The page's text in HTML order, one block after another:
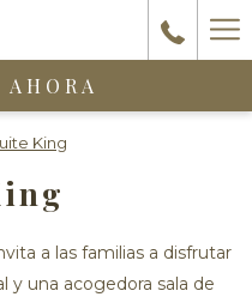
AHORA
King
a las familias a disfrutar
y una acogedora sala de